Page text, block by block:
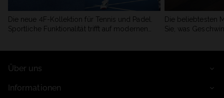
Die neue 4F-Kollektion für Tennis und Padel.
Sportliche Funktionalität trifft auf modernen
Die beliebtesten
Sie, was
Über uns
Informationen